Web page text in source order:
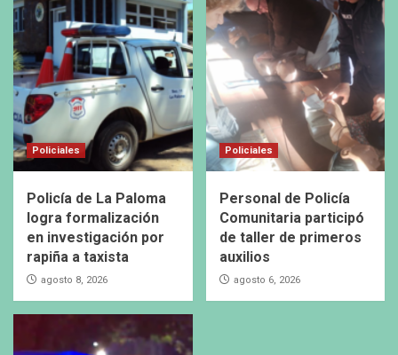
Policiales
Policía de La Paloma
logra formalización
en investigación por
rapiña a taxista
agosto 8, 2026
Policiales
Personal de Policía
Comunitaria participó
de taller de primeros
auxilios
agosto 6, 2026